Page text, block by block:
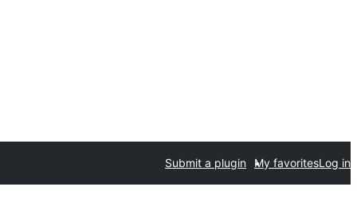
Submit a plugin My favoritesLog in